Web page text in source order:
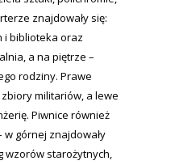
znajdowały się:
i biblioteka oraz
a na piętrze –
rodziny. Prawe
zbiory militariów, a lewe
Piwnice również
w górnej znajdowały
wzorów starożytnych,